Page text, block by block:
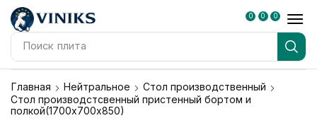
Поиск плита
0 0 0
Главная Нейтральное
Стол производственный
Стол производстсвенный пристенный бортом и
полкой(1700х700х850)